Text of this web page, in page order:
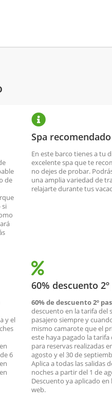
de
si
Spa recomendado
En este barco tienes a tu
excelente spa que te
no dejes de probar.
una amplia variedad de
relajarte durante tus
y el
6
60% descuento
60% de descuento 2º
descuento en la tarifa del
pasajero siempre y
mismo camarote que el
este haya pagado la tarifa
para reservas realizadas
agosto y el 30 de
Aplica a todas las salidas
noches a partir del 1 de
Descuento ya aplicado en
web.